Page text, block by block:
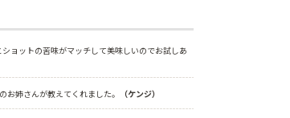
ョットの苦味がマッチして美味しいのでお試しあ
姉さんが教えてくれました。 （ケンジ）